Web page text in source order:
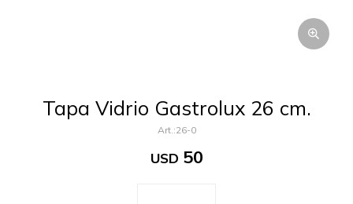
Tapa Vidrio Gastrolux 26 cm.
26-0
USD 50